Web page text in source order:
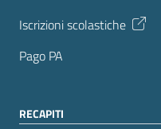
Iscrizioni scolastiche
Pago PA
RECAPITI